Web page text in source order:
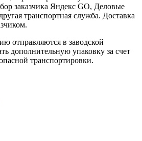
заказчика Яндекс GO, Деловые
транспортная служба. Доставка
отправляются в заводской
дополнительную упаковку за счет
транспортировки.